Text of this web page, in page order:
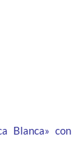
Blanca» con